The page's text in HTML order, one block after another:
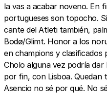
la vas a acabar noveno. En
portugueses son topocho.
cante del Atleti también,
Bodø/Glimt. Honor a los
en champions y clasificados
Cholo alguna vez podría dar
por fin, con Lisboa. Quedan
Asencio no sé por qué. No